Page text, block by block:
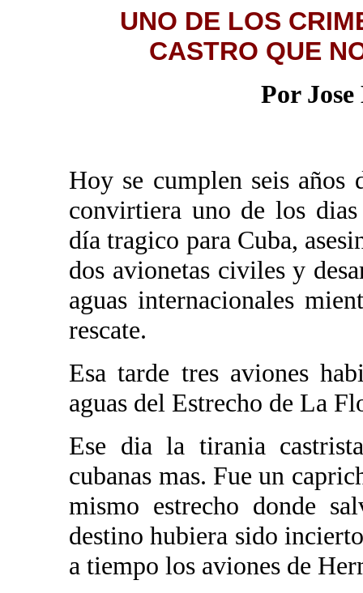
UNO DE LOS
CASTRO QUE
Por
Hoy se cumplen seis
convirtiera uno de los
día tragico para Cuba,
dos avionetas civiles y
aguas internacionales
rescate.
Esa tarde tres aviones
aguas del Estrecho de La
Ese dia la tirania
cubanas mas. Fue un
mismo estrecho donde
destino hubiera sido
a tiempo los aviones de